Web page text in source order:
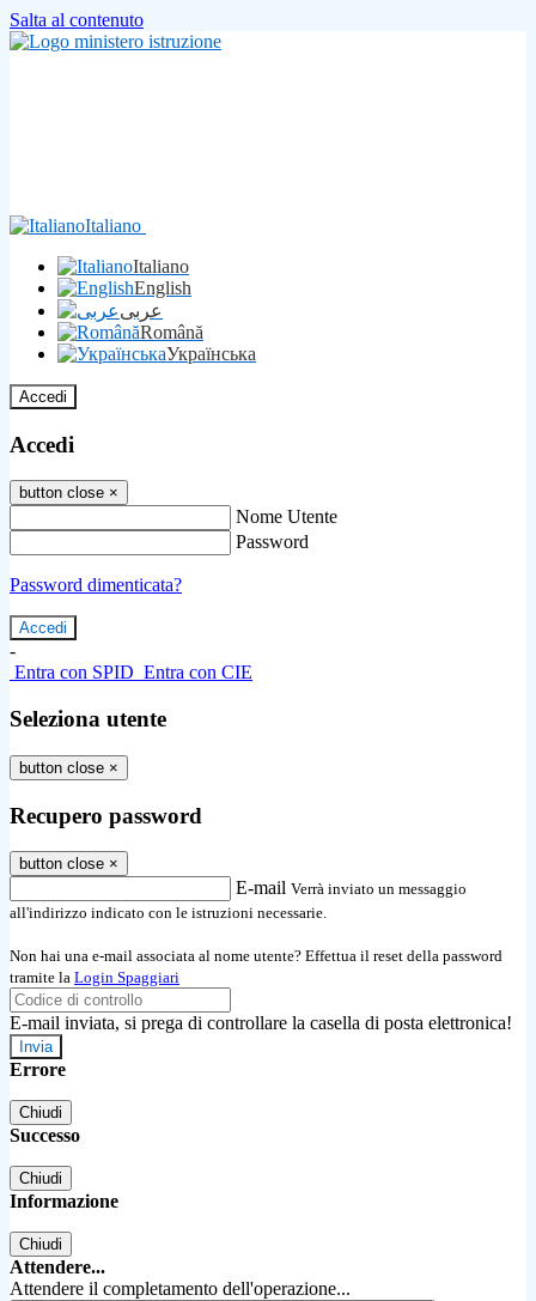
Salta al contenuto
Italiano
Italiano
English
عربى
Română
Українська
Accedi
Accedi
button close ×
Nome Utente
Password
Password dimenticata?
-
Entra con SPID Entra con CIE
Seleziona utente
button close ×
Recupero password
button close ×
E-mail Verrà inviato un messaggio
all'indirizzo indicato con le istruzioni necessarie.
Non hai una e-mail associata al nome utente? Effettua il reset della password
tramite la Login Spaggiari
E-mail inviata, si prega di controllare la casella di posta elettronica!
Errore
Chiudi
Successo
Chiudi
Informazione
Chiudi
Attendere...
Attendere il completamento dell'operazione...